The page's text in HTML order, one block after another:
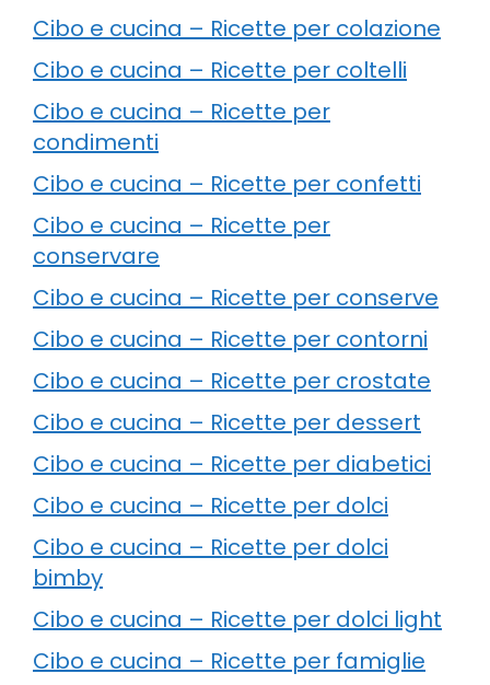
Cibo e cucina – Ricette per colazione
Cibo e cucina – Ricette per coltelli
Cibo e cucina – Ricette per
condimenti
Cibo e cucina – Ricette per confetti
Cibo e cucina – Ricette per
conservare
Cibo e cucina – Ricette per conserve
Cibo e cucina – Ricette per contorni
Cibo e cucina – Ricette per crostate
Cibo e cucina – Ricette per dessert
Cibo e cucina – Ricette per diabetici
Cibo e cucina – Ricette per dolci
Cibo e cucina – Ricette per dolci
bimby
Cibo e cucina – Ricette per dolci light
Cibo e cucina – Ricette per famiglie